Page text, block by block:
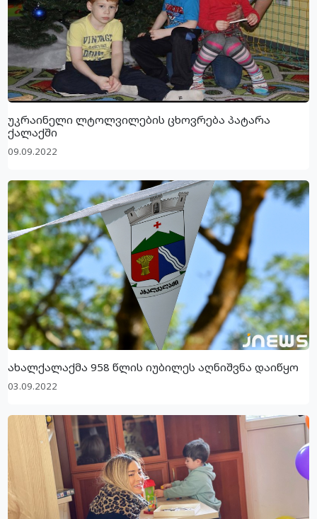
უკრაინელი ლტოლვილების ცხოვრება პატარა
ქალაქში
09.09.2022
ახალქალაქმა 958 წლის იუბილეს აღნიშვნა დაიწყო
03.09.2022